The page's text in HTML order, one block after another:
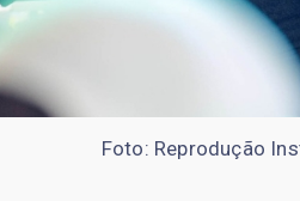
Foto: Reprodução